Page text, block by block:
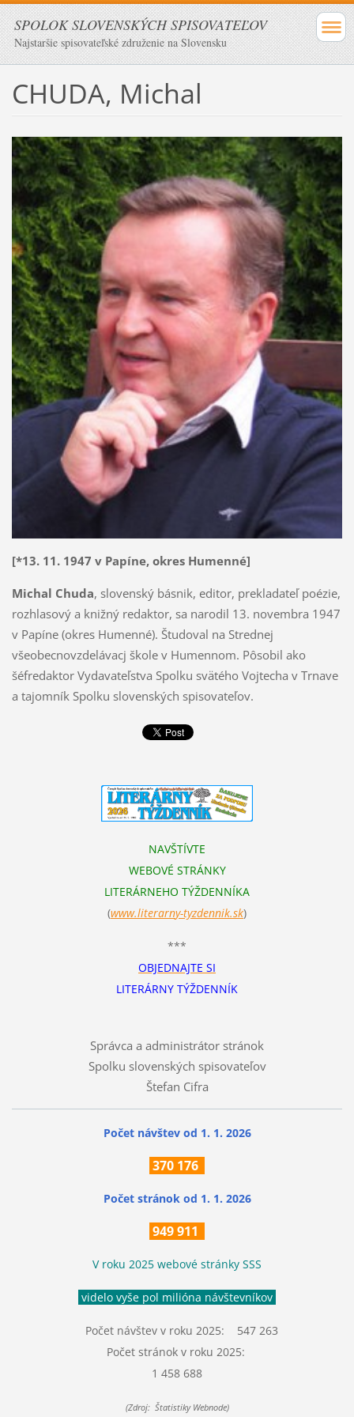
SPOLOK SLOVENSKÝCH SPISOVATEĽOV
Najstaršie spisovateľské združenie na Slovensku
CHUDA, Michal
[*13. 11. 1947 v Papíne, okres Humenné]
Michal Chuda, slovenský básnik, editor, prekladateľ poézie,
rozhlasový a knižný redaktor, sa narodil 13. novembra 1947
v Papíne (okres Humenné). Študoval na Strednej
všeobecnovzdelávacj škole v Humennom. Pôsobil ako
šéfredaktor Vydavateľstva Spolku svätého Vojtecha v Trnave
a tajomník Spolku slovenských spisovateľov.
NAVŠTÍVTE
WEBOVÉ STRÁNKY
LITERÁRNEHO TÝŽDENNÍKA
(www.literarny-tyzdennik.sk)
***
OBJEDNAJTE SI
LITERÁRNY TÝŽDENNÍK
Správca a administrátor stránok
Spolku slovenských spisovateľov
Štefan Cifra
Počet návštev od 1. 1. 2026
370 176
Počet stránok od 1. 1. 2026
949 911
V roku 2025 webové stránky SSS
videlo vyše pol milióna návštevníkov
Počet návštev v roku 2025: 547 263
Počet stránok v roku 2025:
1 458 688
(Zdroj: Štatistiky Webnode)